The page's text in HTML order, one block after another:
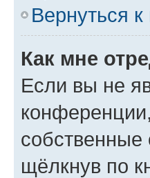
Вернуться к
Как мне
Если вы не
щёлкнув по